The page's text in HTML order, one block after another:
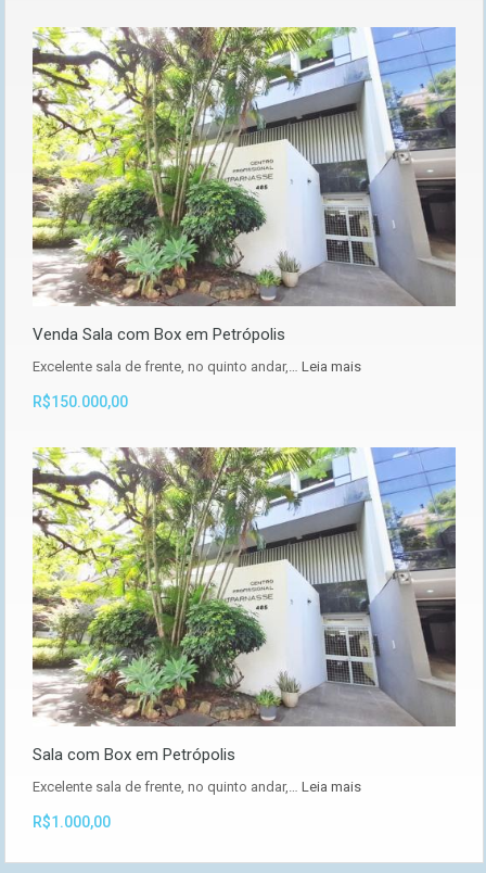
Venda Sala com Box em Petrópolis
Excelente sala de frente, no quinto andar,… Leia mais
R$150.000,00
Sala com Box em Petrópolis
Excelente sala de frente, no quinto andar,… Leia mais
R$1.000,00